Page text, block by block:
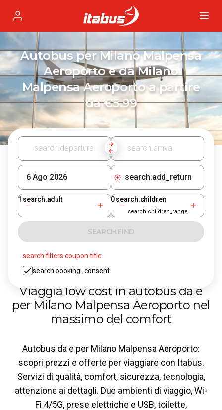
Profile
Autobus per Milano Malpensa
Aeroporto e da Milano
Malpensa Aeroporto a partire
da €5.99
search.add_return
1 search.adult 0 search.children
search.children_range
SEARCH.FIND
search.booking_consent
search.filters.coupon.title
Viaggia low cost in autobus da e
per Milano Malpensa Aeroporto nel
massimo del comfort
Autobus da e per Milano Malpensa Aeroporto:
scopri prezzi e offerte per viaggiare con Itabus.
Servizi di qualità, comfort, sicurezza, tecnologia,
attenzione ai dettagli. Due ambienti di viaggio, Wi-
Fi 4/5G, prese elettriche e USB, toilette,